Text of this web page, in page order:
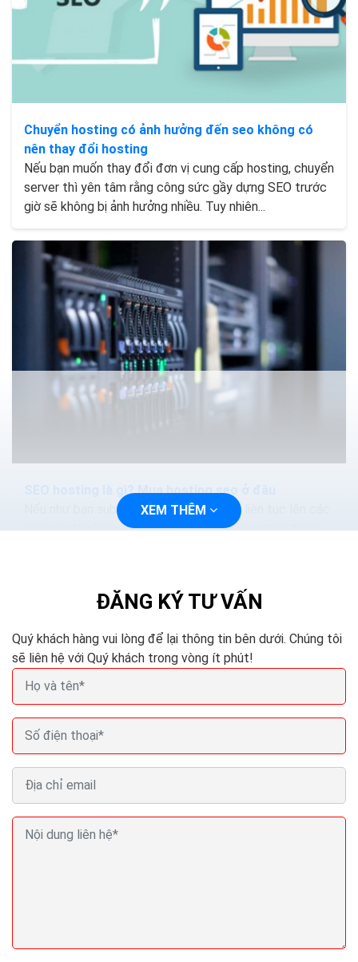
Chuyển hosting có ảnh hưởng đến seo không có
nên thay đổi hosting
Nếu bạn muốn thay đổi đơn vị cung cấp hosting, chuyển
server thì yên tâm rằng công sức gầy dựng SEO trước
giờ sẽ không bị ảnh hưởng nhiều. Tuy nhiên...
SEO hosting là gì? Mua hosting seo ở đâu
Nếu như bạn submit trang web của bạn liên tục lên các
công cụ tìm kiếm, nhưng nếu bạn vẫn chưa thấy trang
XEM THÊM
ĐĂNG KÝ TƯ VẤN
Quý khách hàng vui lòng để lại thông tin bên dưới. Chúng tôi
sẽ liên hệ với Quý khách trong vòng ít phút!